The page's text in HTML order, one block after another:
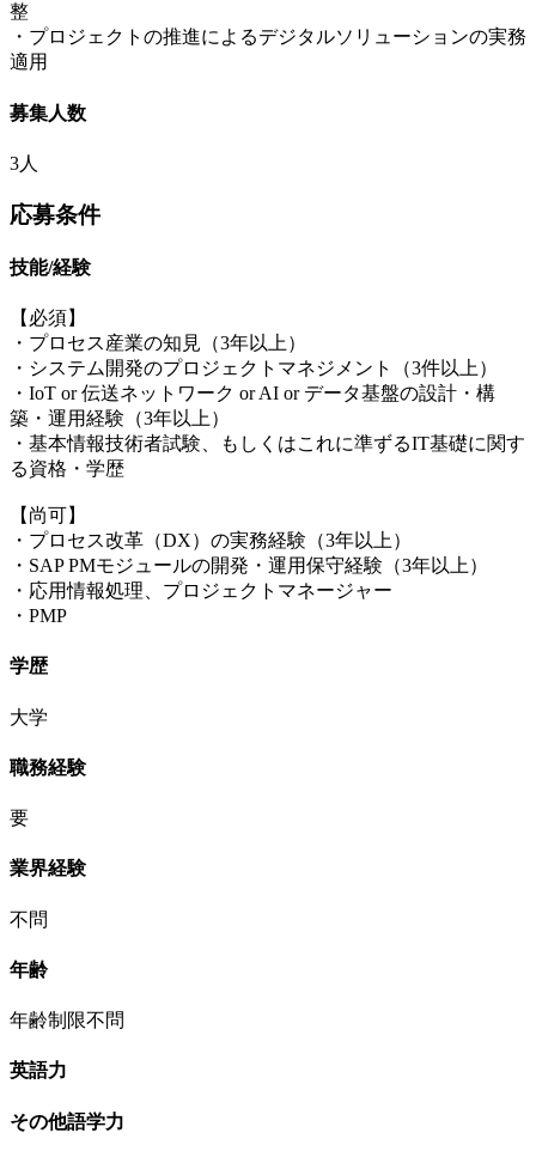
整
・プロジェクトの推進によるデジタルソリューションの実務
適用
募集人数
3人
応募条件
技能/経験
【必須】
・プロセス産業の知見（3年以上）
・システム開発のプロジェクトマネジメント（3件以上）
・IoT or 伝送ネットワーク or AI or データ基盤の設計・構
築・運用経験（3年以上）
・基本情報技術者試験、もしくはこれに準ずるIT基礎に関す
る資格・学歴
【尚可】
・プロセス改革（DX）の実務経験（3年以上）
・SAP PMモジュールの開発・運用保守経験（3年以上）
・応用情報処理、プロジェクトマネージャー
・PMP
学歴
大学
職務経験
要
業界経験
不問
年齢
年齢制限不問
英語力
その他語学力